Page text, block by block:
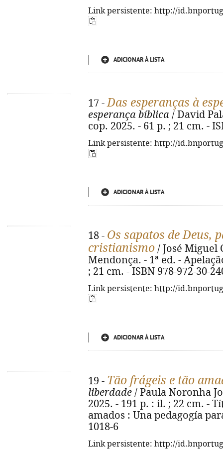
Link persistente: http://
ADICIONAR À LISTA
17 -Das esperanças à
esperança bíblica / David
cop. 2025. - 61 p. ; 21 cm. -
Link persistente: http://
ADICIONAR À LISTA
18 - Os sapatos de Deus,
cristianismo / José Miguel
Mendonça. - 1ª ed. -
; 21 cm. - ISBN 978-972-30-
Link persistente: http://
ADICIONAR À LISTA
19 - Tão frágeis e tão
liberdade / Paula Noronha
2025. - 191 p. : il. ; 22 cm. -
amados : Una pedagogía
1018-6
Link persistente: http://